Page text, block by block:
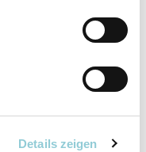
Details zeigen